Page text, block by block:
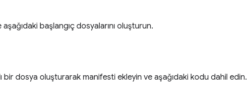
başlangıç dosyalarını oluşturun.
bir dosya oluşturarak manifesti ekleyin ve aşağıdaki kodu dahil edin.